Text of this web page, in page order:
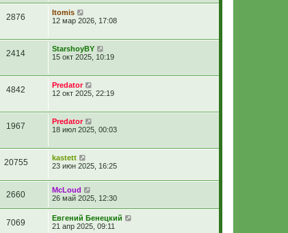
2876
Itomis
12 мар 2026, 17:08
2414
StarshoyBY
15 окт 2025, 10:19
4842
Predator
12 окт 2025, 22:19
1967
Predator
18 июл 2025, 00:03
20755
kastett
23 июн 2025, 16:25
2660
McLoud
26 май 2025, 12:30
7069
Евгений Бенецкий
21 апр 2025, 09:11